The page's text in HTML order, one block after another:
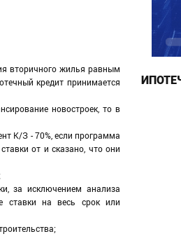
вторичного жилья равным
кредит принимается
новостроек, то в
К/З - 70%, если программа
от и сказано, что они
за исключением анализа
ставки на весь срок или